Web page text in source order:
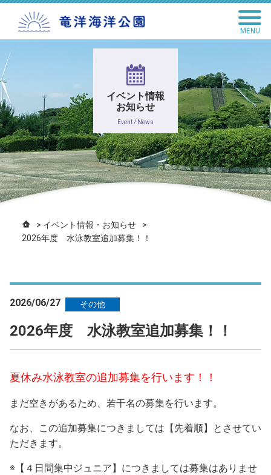
イベント情報
お知らせ
Event / News
イベント情報・お知らせ
2026年度 水泳教室追加募集！！
2026/06/27 その他
2026年度 水泳教室追加募集！！
夏休み水泳教室の追加募集を行います！！
まだ空きがあるため、若干名の募集を行います。
なお、この追加募集につきましては【先着順】とさせてい
ただきます。
※【４日間集中ジュニア】につきましては募集はありませ